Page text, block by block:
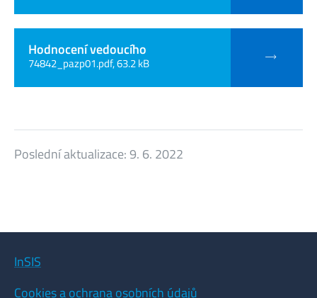
Hodnocení vedoucího
74842_pazp01.pdf, 63.2 kB
Poslední aktualizace:9. 6. 2022
InSIS
Cookies a ochrana osobních údajů